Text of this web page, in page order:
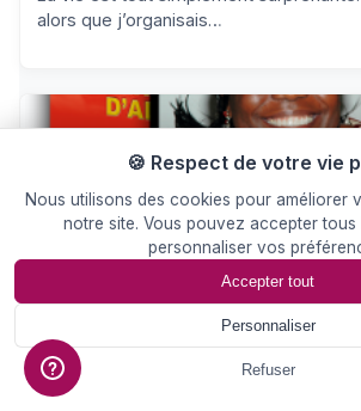
alors que j’organisais…
ACTUALITE
L’AUTO ÉDITION, AVENIR DE
AFRIQUE ?
🍪 Respect de votre vie
Nous utilisons des cookies pour améliorer
notre site. Vous pouvez accepter
personnaliser vos
Accepter tout
Personnaliser
Refuser